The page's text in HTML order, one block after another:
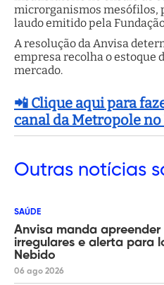
microrganismos mesófilos,
laudo emitido pela
A resolução da Anvisa
empresa recolha o estoque
mercado.
📲 Clique aqui para
canal da Metropole
Outras notícias
SAÚDE
Anvisa manda
irregulares e alerta para
Nebido
06 ago 2026